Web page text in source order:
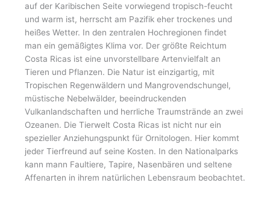
auf der Karibischen Seite vorwiegend tropisch-feucht
und warm ist, herrscht am Pazifik eher trockenes und
heißes Wetter. In den zentralen Hochregionen findet
man ein gemäßigtes Klima vor. Der größte Reichtum
Costa Ricas ist eine unvorstellbare Artenvielfalt an
Tieren und Pflanzen. Die Natur ist einzigartig, mit
Tropischen Regenwäldern und Mangrovendschungel,
müstische Nebelwälder, beeindruckenden
Vulkanlandschaften und herrliche Traumstrände an zwei
Ozeanen. Die Tierwelt Costa Ricas ist nicht nur ein
spezieller Anziehungspunkt für Ornitologen. Hier kommt
jeder Tierfreund auf seine Kosten. In den Nationalparks
kann mann Faultiere, Tapire, Nasenbären und seltene
Affenarten in ihrem natürlichen Lebensraum beobachtet.